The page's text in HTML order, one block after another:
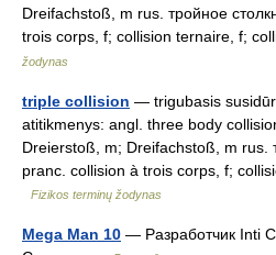
Dreifachstoß, m rus. тройное
trois corps, f; collision ternaire, f;
žodynas
triple collision — trigubasis
atitikmenys: angl. three body
Dreierstoß, m; Dreifachstoß, m rus.
pranc. collision à trois corps, f;
Fizikos terminų žodynas
Mega Man 10 — Разработчик Inti